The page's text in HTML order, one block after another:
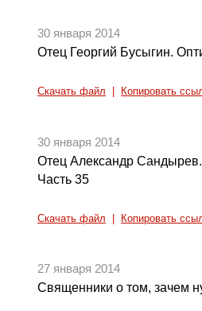
30 января 2014
Отец Георгий Бусыгин.
Скачать файл Копировать
30 января 2014
Отец Александр
Часть 35
Скачать файл Копировать
27 января 2014
Священники о том, зачем